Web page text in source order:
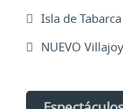
Isla de Tabarca
NUEVO